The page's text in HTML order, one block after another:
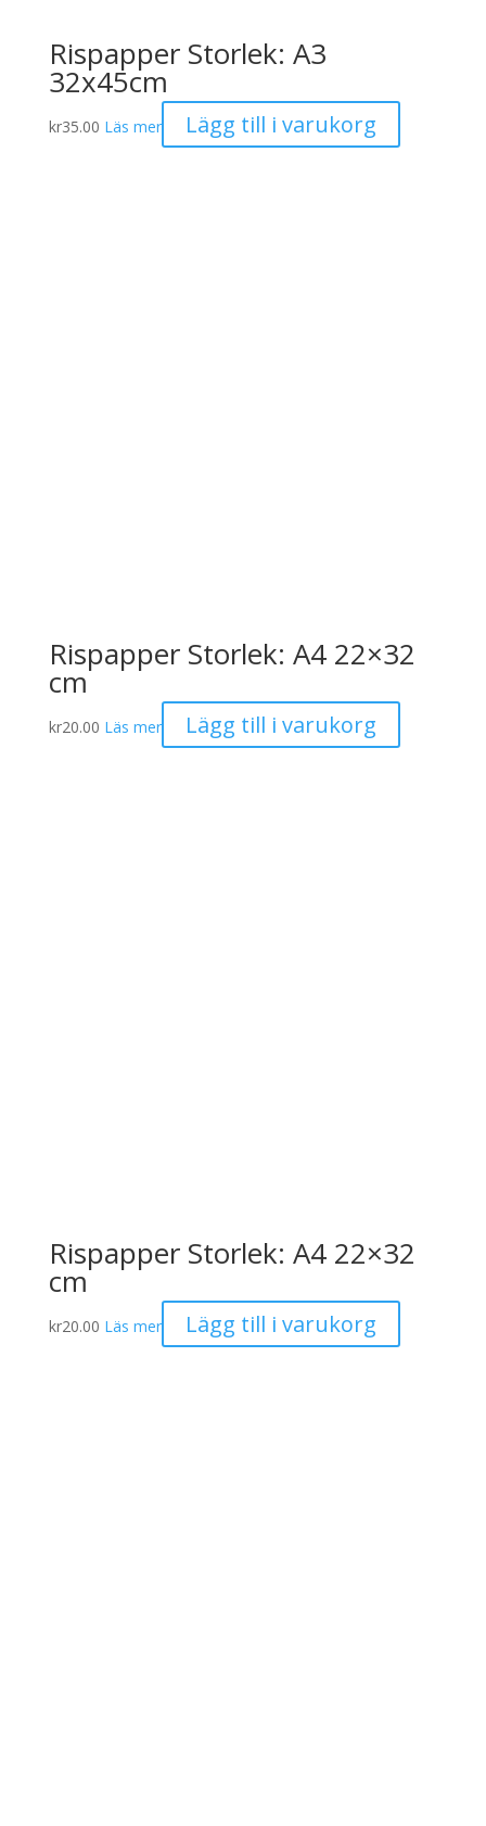
Rispapper Storlek: A3
32x45cm
kr35.00 Läs mer Lägg till i varukorg
Rispapper Storlek: A4 22×32
cm
kr20.00 Läs mer Lägg till i varukorg
Rispapper Storlek: A4 22×32
cm
kr20.00 Läs mer Lägg till i varukorg